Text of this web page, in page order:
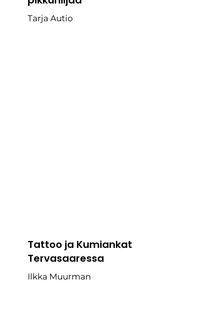
Tarja Autio
Tattoo ja Kumiankat
Tervasaaressa
Ilkka Muurman